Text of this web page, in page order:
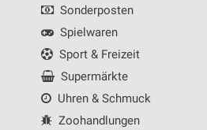
Sonderposten
Spielwaren
Sport & Freizeit
Supermärkte
Uhren & Schmuck
Zoohandlungen